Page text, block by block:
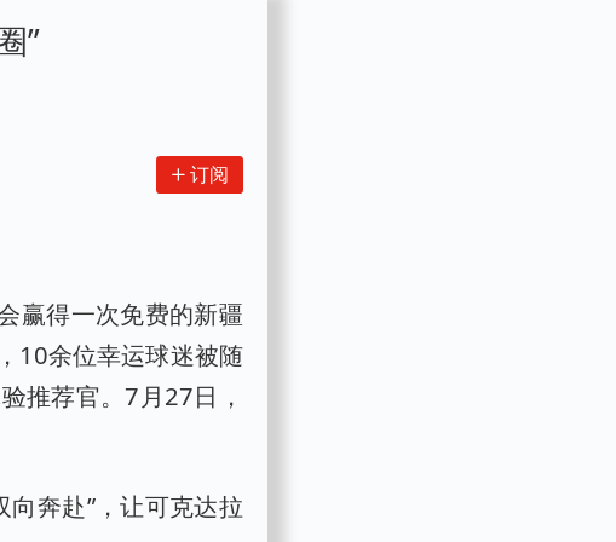
”
订阅
赢得一次免费的新疆
10余位幸运球迷被随
推荐官。7月27日，
奔赴”，让可克达拉